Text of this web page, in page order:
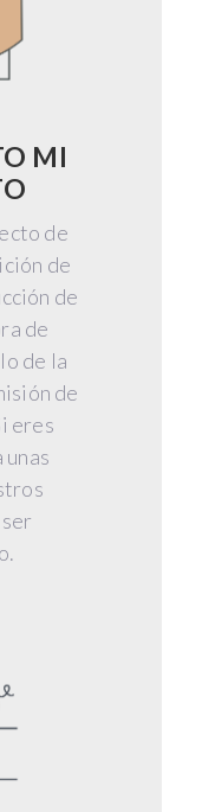
MI
de
de
de
de
de la
de
eres